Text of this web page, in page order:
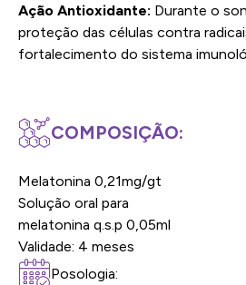
Ação Antioxidante: Durante o
proteção das células contra
fortalecimento do sistema
COMPOSIÇÃO:
Melatonina 0,21mg/gt
Solução oral para
melatonina q.s.p 0,05ml
Validade: 4 meses
Posologia: